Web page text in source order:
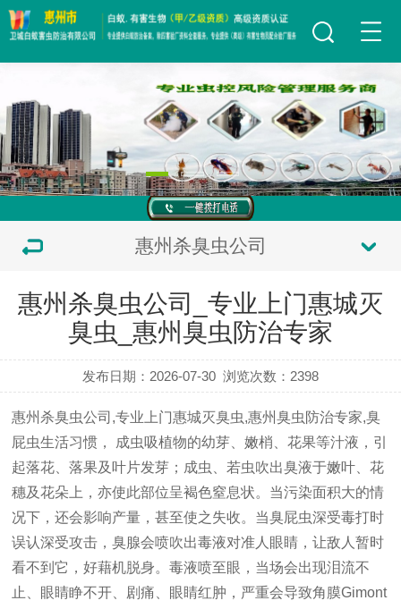
惠州杀臭虫公司
惠州杀臭虫公司_专业上门惠城灭
臭虫_惠州臭虫防治专家
发布日期：2026-07-30 浏览次数： 2398
惠州杀臭虫公司,专业上门惠城灭臭虫,惠州臭虫防治专家,臭
屁虫生活习惯， 成虫吸植物的幼芽、嫩梢、花果等汁液，引
起落花、落果及叶片发芽；成虫、若虫吹出臭液于嫩叶、花
穗及花朵上，亦使此部位呈褐色窒息状。当污染面积大的情
况下，还会影响产量，甚至使之失收。 当臭屁虫深受毒打时
误认深受攻击，臭腺会喷吹出毒液对准人眼睛，让敌人暂时
看不到它，好藉机脱身。毒液喷至眼，当场会出现泪流不
止、眼睛睁不开、剧痛、眼睛红肿，严重会导致角膜Gimont